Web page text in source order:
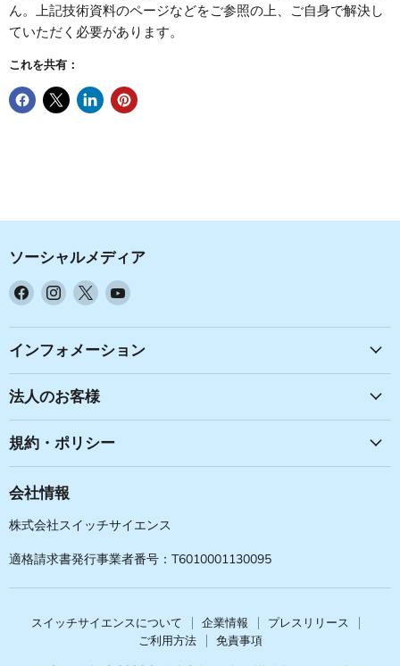
ん。上記技術資料のページなどをご参照の上、ご自身で解決し
ていただく必要があります。
これを共有：
ソーシャルメディア
Facebook
見
つ
く
だ
さ
い
Instagram
見
つ
て
く
だ
さ
い
X
見
つ
て
く
だ
さ
い
YouTube
見
つ
だ
い
インフォメーション
法人のお客様
規約・ポリシー
会社情報
株式会社スイッチサイエンス
適格請求書発行事業者番号：T6010001130095
スイッチサイエンスについて 企業情報
プレスリリース
ご利用方法
免責事項